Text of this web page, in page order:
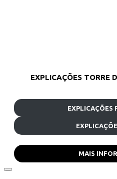
EXPLICAÇÕES TORRE
EXPLICAÇÕES
MAIS